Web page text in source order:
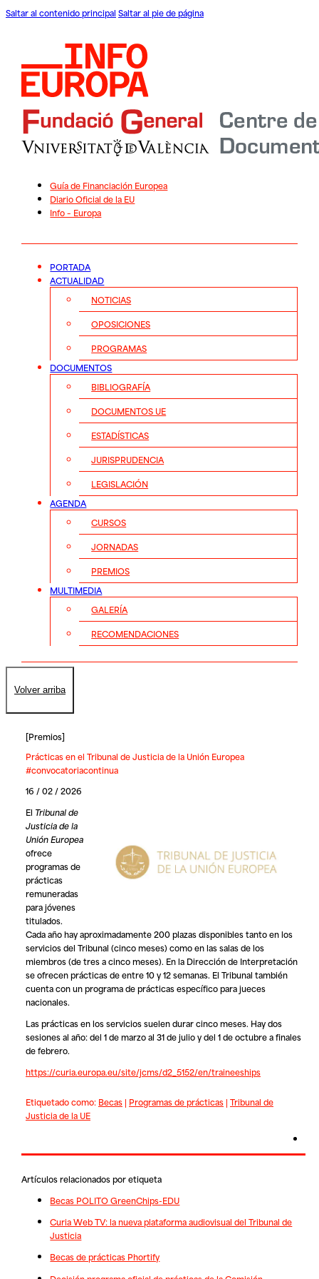
Saltar al contenido principal Saltar al pie de página
Guía de Financiación Europea
Diario Oficial de la EU
Info – Europa
PORTADA
ACTUALIDAD
NOTICIAS
OPOSICIONES
PROGRAMAS
DOCUMENTOS
BIBLIOGRAFÍA
DOCUMENTOS UE
ESTADÍSTICAS
JURISPRUDENCIA
LEGISLACIÓN
AGENDA
CURSOS
JORNADAS
PREMIOS
MULTIMEDIA
GALERÍA
RECOMENDACIONES
Volver arriba
[Premios]
Prácticas en el Tribunal de Justicia de la Unión Europea
#convocatoriacontinua
16 / 02 / 2026
El Tribunal de
Justicia de la
Unión Europea
ofrece
programas de
prácticas
remuneradas
para jóvenes
titulados.
Cada año hay aproximadamente 200 plazas disponibles tanto en los
servicios del Tribunal (cinco meses) como en las salas de los
miembros (de tres a cinco meses). En la Dirección de Interpretación
se ofrecen prácticas de entre 10 y 12 semanas. El Tribunal también
cuenta con un programa de prácticas específico para jueces
nacionales.
Las prácticas en los servicios suelen durar cinco meses. Hay dos
sesiones al año: del 1 de marzo al 31 de julio y del 1 de octubre a finales
de febrero.
https://curia.europa.eu/site/jcms/d2_5152/en/traineeships
Etiquetado como: Becas| Programas de prácticas| Tribunal de
Justicia de la UE
Artículos relacionados por etiqueta
Becas POLITO GreenChips-EDU
Curia Web TV: la nueva plataforma audiovisual del Tribunal de
Justicia
Becas de prácticas Phortify